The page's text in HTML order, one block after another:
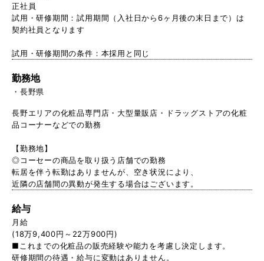
正社員
試用・研修期間：試用期間（入社日から6ヶ月後の末日まで）は
契約社員となります
試用・研修期間の条件：本採用と同じ
勤務地
長野県
長野エリアの化粧品専門店・大型量販店・ドラッグストアの化粧
品コーナーなどでの勤務
【勤務地】
◎コーセーの商品を取り扱う店舗での勤務
転居を伴う転勤はありませんが、空き状況により、
近隣の店舗間の異動が発生する場合はございます。
給与
月給
(18万9,400円～22万900円)
■これまでの化粧品の販売経験や能力を考慮し決定します。
研修期間の待遇・給与に変動はありません。